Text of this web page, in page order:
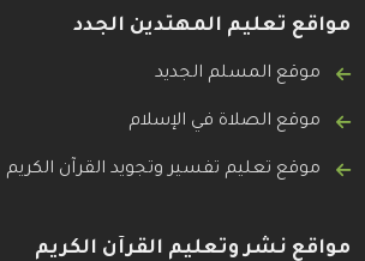
مواقع تعليم المهتدين الجدد
موقع المسلم الجديد
موقع الصلاة في الإسلام
موقع تعليم تفسير وتجويد القرآن الكريم
مواقع نشر وتعليم القرآن الكريم